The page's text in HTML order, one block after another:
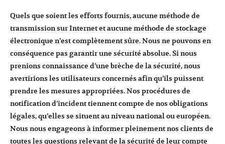
Quels que soient les efforts fournis, aucune méthode de
transmission sur Internet et aucune méthode de stockage
électronique n’est complètement sûre. Nous ne pouvons en
conséquence pas garantir une sécurité absolue. Si nous
prenions connaissance d’une brèche de la sécurité, nous
avertirions les utilisateurs concernés afin qu’ils puissent
prendre les mesures appropriées. Nos procédures de
notification d’incident tiennent compte de nos obligations
légales, qu’elles se situent au niveau national ou européen.
Nous nous engageons à informer pleinement nos clients de
toutes les questions relevant de la sécurité de leur compte